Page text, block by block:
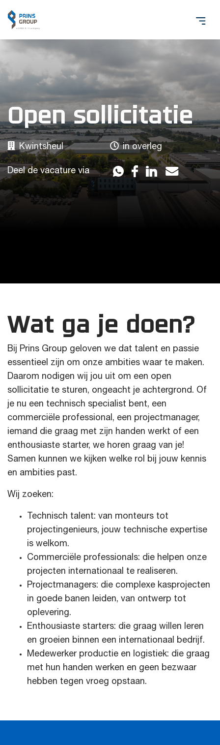
Open sollicitatie
Kwintsheul in overleg
Deel de vacature via
Wat ga je doen?
Bij Prins Group geloven we dat talent en passie
essentieel zijn om onze ambities waar te maken.
Daarom nodigen wij jou uit om een open
sollicitatie te sturen, ongeacht je achtergrond. Of
je nu een technisch specialist bent, een
commerciële professional, een projectmanager,
iemand die graag met zijn handen werkt of een
enthousiaste starter, we horen graag van je!
Samen kunnen we kijken welke rol bij jouw kennis
en ambities past.
Wij zoeken:
Technisch talent: van monteurs tot
projectingenieurs, jouw technische expertise
is welkom.
Commerciële professionals: die helpen onze
projecten internationaal te realiseren.
Projectmanagers: die complexe kasprojecten
in goede banen leiden, van ontwerp tot
oplevering.
Enthousiaste starters: die graag willen leren
en groeien binnen een internationaal bedrijf.
Medewerker productie en logistiek: die graag
met hun handen werken en geen bezwaar
hebben tegen vroeg opstaan.